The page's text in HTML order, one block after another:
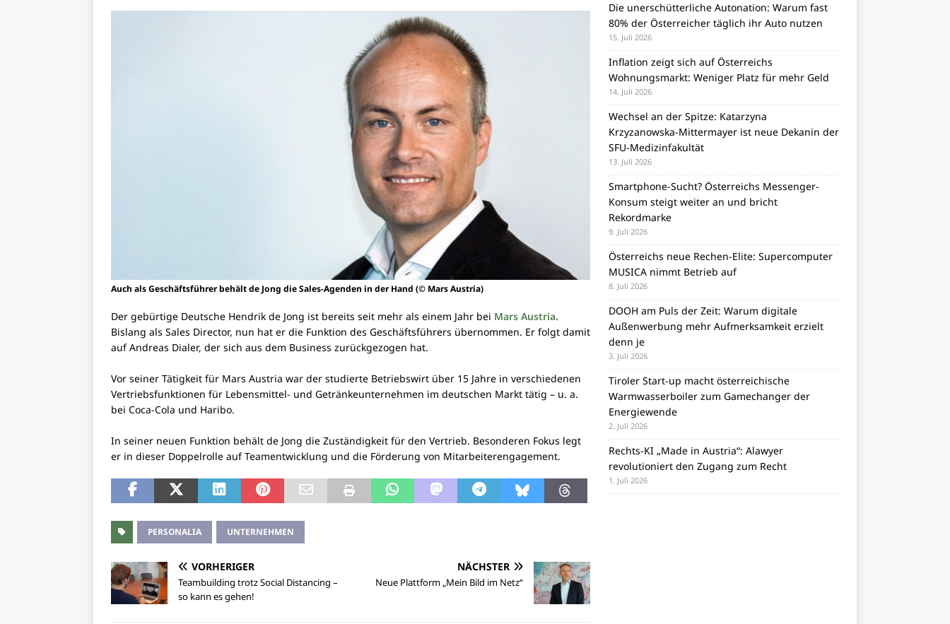
Auch als Geschäftsführer behält de Jong die Sales-Agenden in der Hand (© Mars Austria)
Der gebürtige Deutsche Hendrik de Jong ist bereits seit mehr als einem Jahr bei Mars Austria.
Bislang als Sales Director, nun hat er die Funktion des Geschäftsführers übernommen. Er folgt damit
auf Andreas Dialer, der sich aus dem Business zurückgezogen hat.
Vor seiner Tätigkeit für Mars Austria war der studierte Betriebswirt über 15 Jahre in verschiedenen
Vertriebsfunktionen für Lebensmittel- und Getränkeunternehmen im deutschen Markt tätig – u. a.
bei Coca-Cola und Haribo.
In seiner neuen Funktion behält de Jong die Zuständigkeit für den Vertrieb. Besonderen Fokus legt
er in dieser Doppelrolle auf Teamentwicklung und die Förderung von Mitarbeiterengagement.
PERSONALIA UNTERNEHMEN
VORHERIGER
Teambuilding trotz Social Distancing –
so kann es gehen!
NÄCHSTER
Neue Plattform „Mein Bild im Netz“
Die unerschütterliche Autonation: Warum fast
80% der Österreicher täglich ihr Auto nutzen
15. Juli 2026
Inflation zeigt sich auf Österreichs
Wohnungsmarkt: Weniger Platz für mehr Geld
14. Juli 2026
Wechsel an der Spitze: Katarzyna
Krzyzanowska-Mittermayer ist neue Dekanin der
SFU-Medizinfakultät
13. Juli 2026
Smartphone-Sucht? Österreichs Messenger-
Konsum steigt weiter an und bricht
Rekordmarke
9. Juli 2026
Österreichs neue Rechen-Elite: Supercomputer
MUSICA nimmt Betrieb auf
8. Juli 2026
DOOH am Puls der Zeit: Warum digitale
Außenwerbung mehr Aufmerksamkeit erzielt
denn je
3. Juli 2026
Tiroler Start-up macht österreichische
Warmwasserboiler zum Gamechanger der
Energiewende
2. Juli 2026
Rechts-KI „Made in Austria“: Alawyer
revolutioniert den Zugang zum Recht
1. Juli 2026